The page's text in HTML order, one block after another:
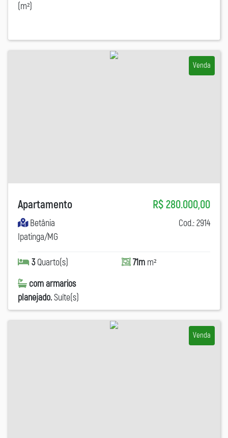
(m²)
Venda
Apartamento R$ 280.000,00
Cod.: 2914
Betânia
Ipatinga/MG
3Quarto(s) 71m m²
com armarios
planejado.Suíte(s)
Venda